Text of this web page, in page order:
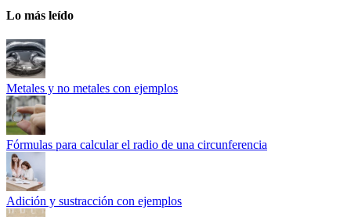
Lo más leído
Metales y no metales con ejemplos
Fórmulas para calcular el radio de una circunferencia
Adición y sustracción con ejemplos